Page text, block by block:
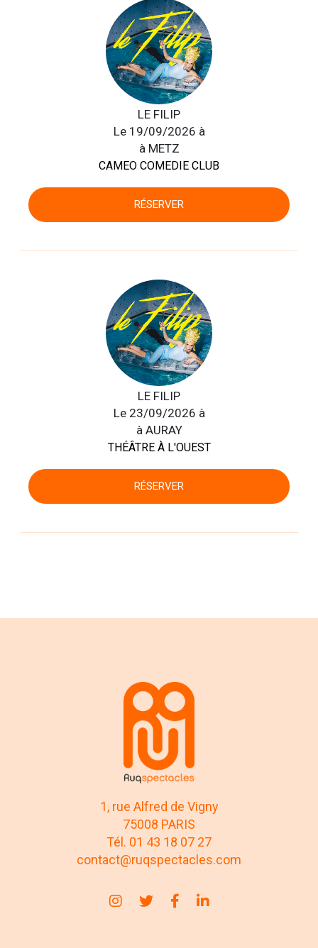
LE FILIP
Le 19/09/2026 à
à METZ
CAMEO COMEDIE CLUB
RÉSERVER
LE FILIP
Le 23/09/2026 à
à AURAY
THÉÂTRE À L'OUEST
RÉSERVER
1, rue Alfred de Vigny
75008 PARIS
Tél. 01 43 18 07 27
contact@ruqspectacles.com